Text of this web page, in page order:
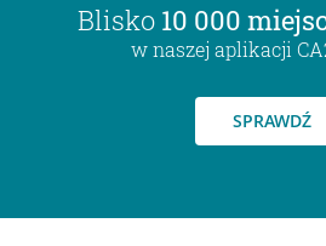
Blisko 10 000
w naszej aplikacji
SPRAWDŹ